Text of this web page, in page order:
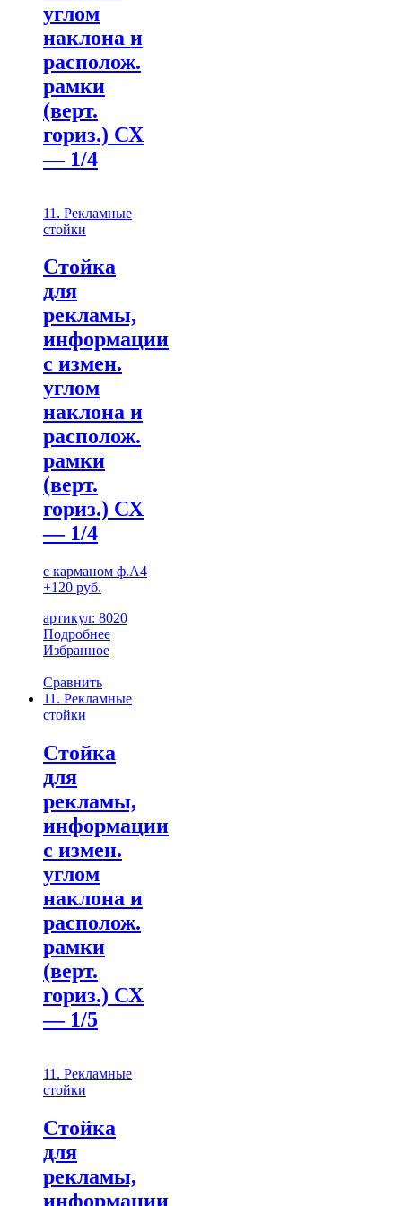
углом
наклона и
располож.
рамки
(верт.
гориз.) СХ
— 1/4
11. Рекламные
стойки
Стойка
для
рекламы,
информации
с измен.
углом
наклона и
располож.
рамки
(верт.
гориз.) СХ
— 1/4
с карманом ф.А4
+120 руб.
артикул: 8020
Подробнее
Избранное
Сравнить
11. Рекламные
стойки
Стойка
для
рекламы,
информации
с измен.
углом
наклона и
располож.
рамки
(верт.
гориз.) СХ
— 1/5
11. Рекламные
стойки
Стойка
для
рекламы,
информации